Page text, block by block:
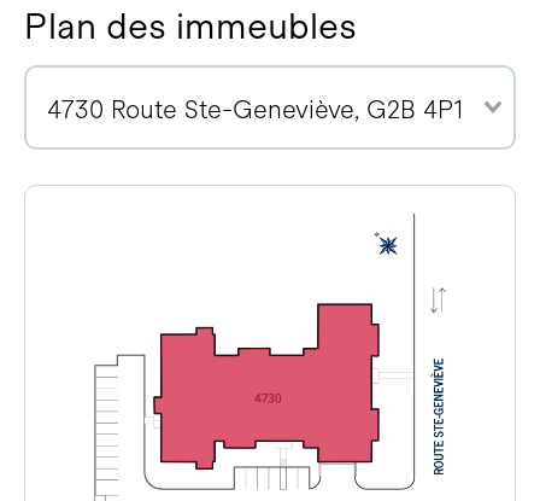
Plan des immeubles
4730 Route Ste-Geneviève, G2B 4P1